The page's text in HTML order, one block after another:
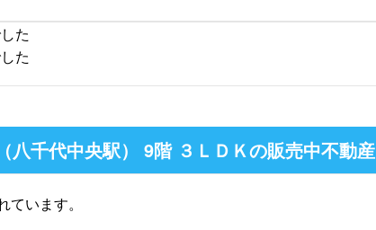
た
た
八千代中央駅） 9階 ３ＬＤＫの販売中不動産
います。